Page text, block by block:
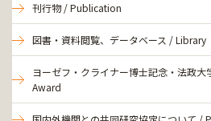
刊行物 / Publication
図書・資料閲覧、データベース / Library
ヨーゼフ・クライナー博士記念・法政
Award